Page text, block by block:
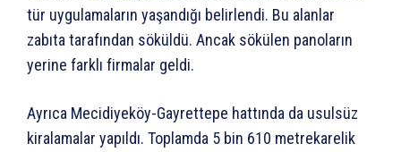
tür uygulamaların yaşandığı belirlendi. Bu alanlar
zabıta tarafından söküldü. Ancak sökülen panoların
yerine farklı firmalar geldi.
Ayrıca Mecidiyeköy-Gayrettepe hattında da usulsüz
kiralamalar yapıldı. Toplamda 5 bin 610 metrekarelik